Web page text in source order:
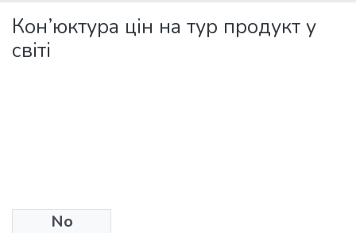
Statistics
Кон’юктура цін на тур продукт у
світі
No